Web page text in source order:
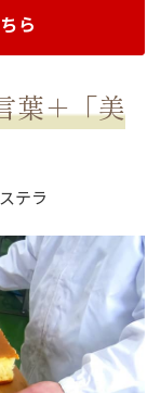
ら
葉＋「美
テラ